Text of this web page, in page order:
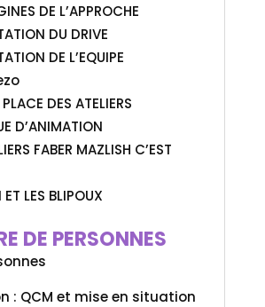
DE L’APPROCHE
DU DRIVE
DE L’EQUIPE
DES ATELIERS
D’ANIMATION
FABER MAZLISH C’EST
ET LES BLIPOUX
DE PERSONNES
: QCM et mise en situation